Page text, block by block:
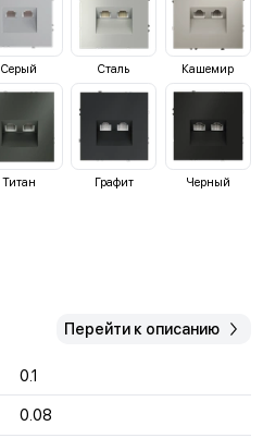
Серый Сталь Кашемир
Титан Графит Черный
Перейти к описанию
0.1
0.08